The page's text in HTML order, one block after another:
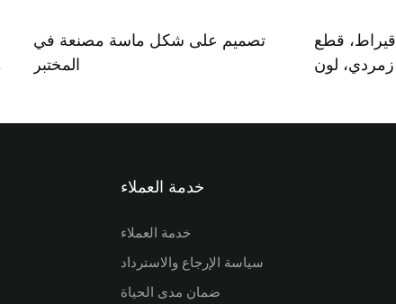
تصميم على شكل ماسة مصنعة في
المختبر
أحجار تيانيو الكريمة، 2.36 قيراط، قطع
زمردي، لون I، نقاء VS1، ألماس
خدمة العملاء
خدمة العملاء
سياسة الإرجاع والاسترداد
ضمان مدى الحياة